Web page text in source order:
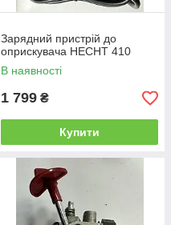
Зарядний пристрій до
оприскувача HECHT 410
В наявності
1 799 ₴
Купити